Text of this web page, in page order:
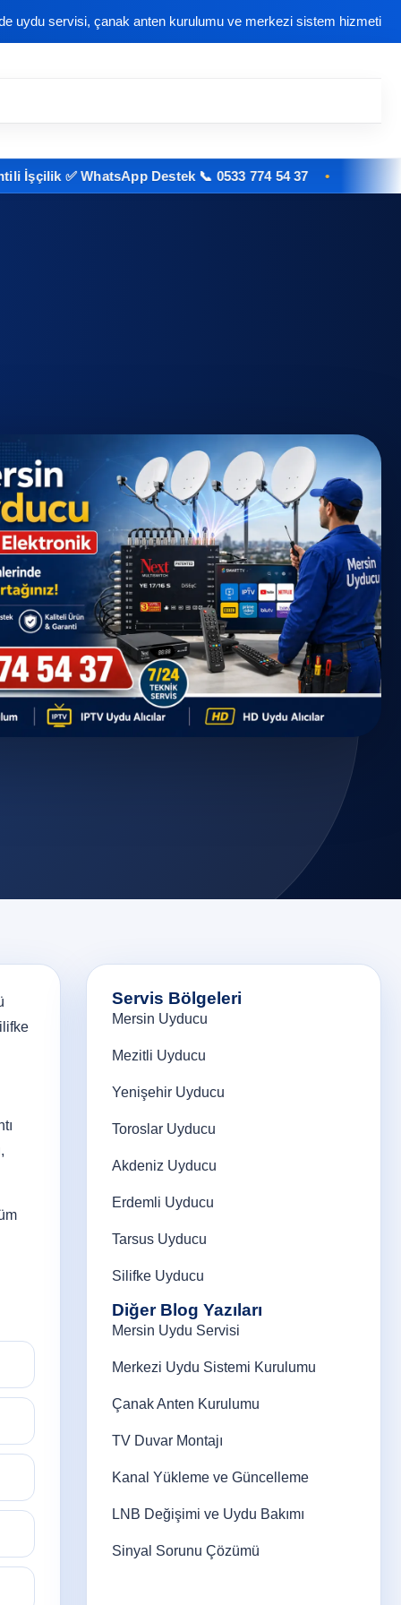
uydu servisi, çanak anten kurulumu ve merkezi sistem hizmeti
✅ WhatsApp Destek 📞 0533 774 54 37
Servis Bölgeleri
Mersin Uyducu
Mezitli Uyducu
Yenişehir Uyducu
Toroslar Uyducu
Akdeniz Uyducu
Erdemli Uyducu
Tarsus Uyducu
Silifke Uyducu
Diğer Blog Yazıları
Mersin Uydu Servisi
Merkezi Uydu Sistemi Kurulumu
Çanak Anten Kurulumu
TV Duvar Montajı
Kanal Yükleme ve Güncelleme
LNB Değişimi ve Uydu Bakımı
Sinyal Sorunu Çözümü